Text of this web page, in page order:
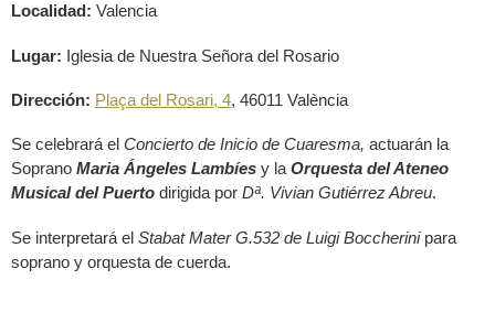
Localidad: Valencia
Lugar: Iglesia de Nuestra Señora del Rosario
Dirección: Plaça del Rosari, 4, 46011 València
Se celebrará el Concierto de Inicio de Cuaresma, actuarán la
Soprano Maria Ángeles Lambíes y laOrquesta del Ateneo
Musical del Puerto dirigida por Dª. Vivian Gutiérrez Abreu.
Se interpretará el Stabat Mater G.532 de Luigi Boccherinipara
soprano y orquesta de cuerda.